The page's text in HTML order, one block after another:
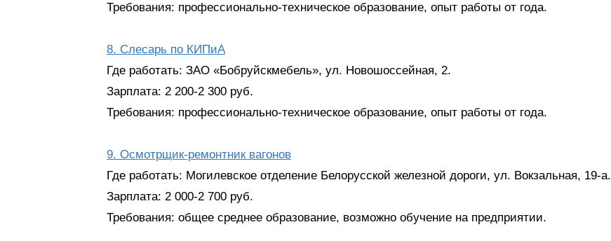
Требования: профессионально-техническое образование, опыт работы от года.
8. Слесарь по КИПиА
Где работать: ЗАО «Бобруйскмебель», ул. Новошоссейная, 2.
Зарплата: 2 200-2 300 руб.
Требования: профессионально-техническое образование, опыт работы от года.
9. Осмотрщик-ремонтник вагонов
Где работать: Могилевское отделение Белорусской железной дороги, ул. Вокзальная, 19-а.
Зарплата: 2 000-2 700 руб.
Требования: общее среднее образование, возможно обучение на предприятии.